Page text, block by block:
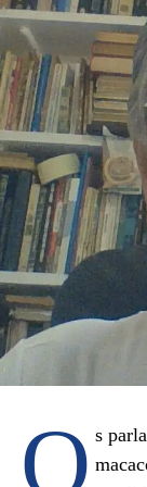
ainda constitui
Por outro lado,
sintam
banheiros, com
os seres
questionam se
quem rejeita
que
A sociedade
de habitantes,
das
jurídica que
uma minoria
Se alguém se
O s